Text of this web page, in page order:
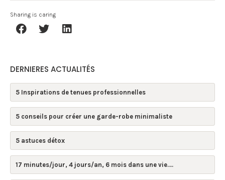
Sharing is caring
DERNIERES ACTUALITÉS
5 Inspirations de tenues professionnelles
5 conseils pour créer une garde-robe minimaliste
5 astuces détox
17 minutes/jour, 4 jours/an, 6 mois dans une vie….